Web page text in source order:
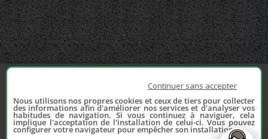
Continuer sans accepter
Nous utilisons nos propres cookies et ceux de tiers pour collecter
des informations afin d'améliorer nos services et d'analyser vos
habitudes de navigation. Si vous continuez à naviguer, cela
implique l'acceptation de l'installation de celui-ci. Vous pouvez
configurer votre navigateur pour empêcher son installation.